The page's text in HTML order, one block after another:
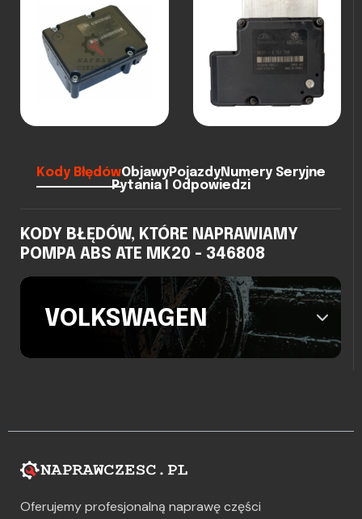
Kody BłędówObjawyPojazdyNumery Seryjne
Pytania I Odpowiedzi
KODY BŁĘDÓW, KTÓRE NAPRAWIAMY
POMPA ABS ATE MK20 - 346808
VOLKSWAGEN
Oferujemy profesjonalną naprawę części